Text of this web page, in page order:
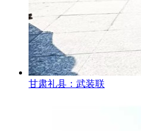
甘肃礼县：武装联